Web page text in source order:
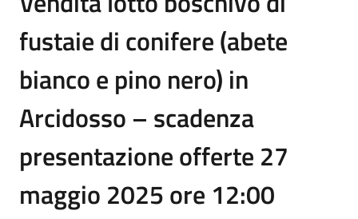
fustaie di conifere (abete
bianco e pino nero) in
Arcidosso – scadenza
presentazione offerte 27
maggio 2025 ore 12:00